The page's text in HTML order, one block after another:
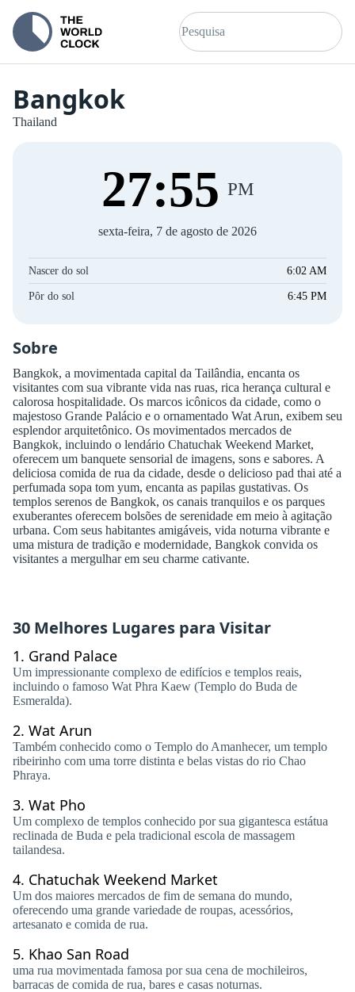
Bangkok
Thailand
27:56 PM
sexta-feira, 7 de agosto de 2026
Nascer do sol 6:02 AM
Pôr do sol 6:45 PM
Sobre
Bangkok, a movimentada capital da Tailândia, encanta os
visitantes com sua vibrante vida nas ruas, rica herança cultural e
calorosa hospitalidade. Os marcos icônicos da cidade, como o
majestoso Grande Palácio e o ornamentado Wat Arun, exibem seu
esplendor arquitetônico. Os movimentados mercados de
Bangkok, incluindo o lendário Chatuchak Weekend Market,
oferecem um banquete sensorial de imagens, sons e sabores. A
deliciosa comida de rua da cidade, desde o delicioso pad thai até a
perfumada sopa tom yum, encanta as papilas gustativas. Os
templos serenos de Bangkok, os canais tranquilos e os parques
exuberantes oferecem bolsões de serenidade em meio à agitação
urbana. Com seus habitantes amigáveis, vida noturna vibrante e
uma mistura de tradição e modernidade, Bangkok convida os
visitantes a mergulhar em seu charme cativante.
30 Melhores Lugares para Visitar
1. Grand Palace
Um impressionante complexo de edifícios e templos reais,
incluindo o famoso Wat Phra Kaew (Templo do Buda de
Esmeralda).
2. Wat Arun
Também conhecido como o Templo do Amanhecer, um templo
ribeirinho com uma torre distinta e belas vistas do rio Chao
Phraya.
3. Wat Pho
Um complexo de templos conhecido por sua gigantesca estátua
reclinada de Buda e pela tradicional escola de massagem
tailandesa.
4. Chatuchak Weekend Market
Um dos maiores mercados de fim de semana do mundo,
oferecendo uma grande variedade de roupas, acessórios,
artesanato e comida de rua.
5. Khao San Road
uma rua movimentada famosa por sua cena de mochileiros,
barracas de comida de rua, bares e casas noturnas.